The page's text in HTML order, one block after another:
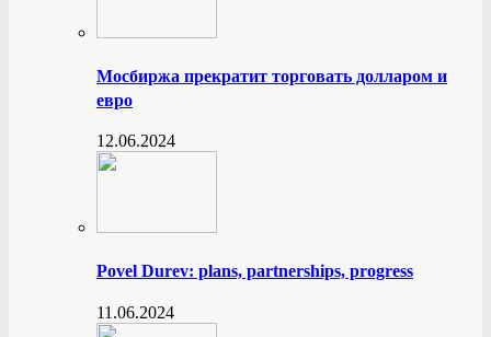
Мосбиржа прекратит торговать долларом и
евро
12.06.2024
Povel Durev: plans, partnerships, progress
11.06.2024